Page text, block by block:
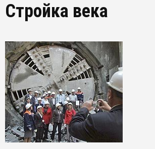
Стройка века